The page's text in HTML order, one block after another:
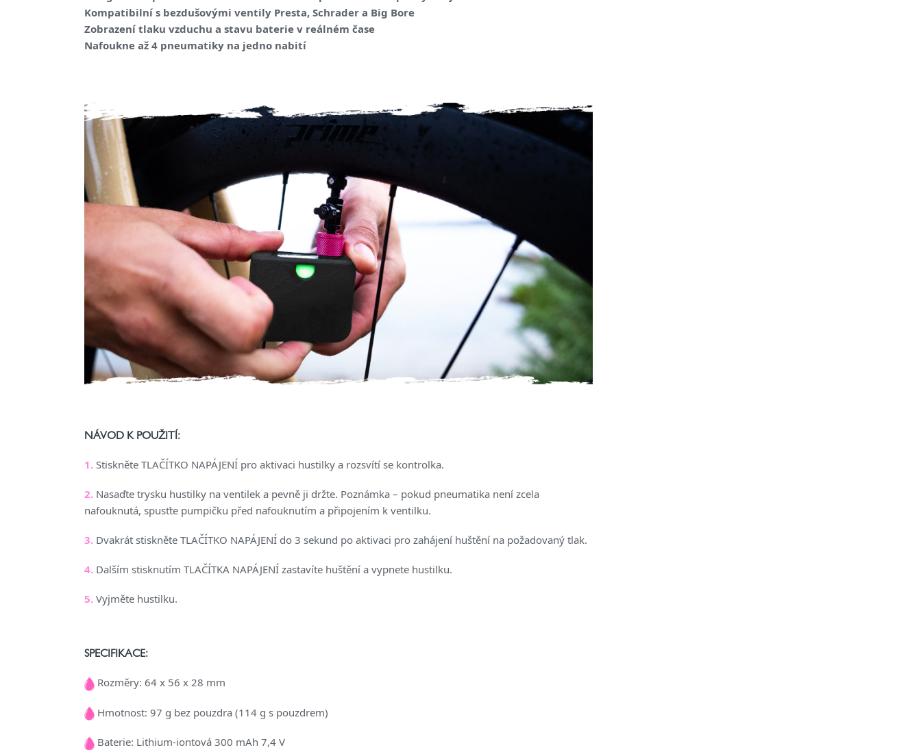
Kompatibilní s bezdušovými ventily Presta, Schrader a Big Bore
Zobrazení tlaku vzduchu a stavu baterie v reálném čase
Nafoukne až 4 pneumatiky na jedno nabití
NÁVOD K POUŽITÍ:
1. Stiskněte TLAČÍTKO NAPÁJENÍ pro aktivaci hustilky a rozsvítí se kontrolka.
2. Nasaďte trysku hustilky na ventilek a pevně ji držte. Poznámka – pokud pneumatika není zcela
nafouknutá, spusťte pumpičku před nafouknutím a připojením k ventilku.
3. Dvakrát stiskněte TLAČÍTKO NAPÁJENÍ do 3 sekund po aktivaci pro zahájení huštění na požadovaný tlak.
4. Dalším stisknutím TLAČÍTKA NAPÁJENÍ zastavíte huštění a vypnete hustilku.
5. Vyjměte hustilku.
SPECIFIKACE:
Rozměry: 64 x 56 x 28 mm
Hmotnost: 97 g bez pouzdra (114 g s pouzdrem)
Baterie: Lithium-iontová 300 mAh 7,4 V